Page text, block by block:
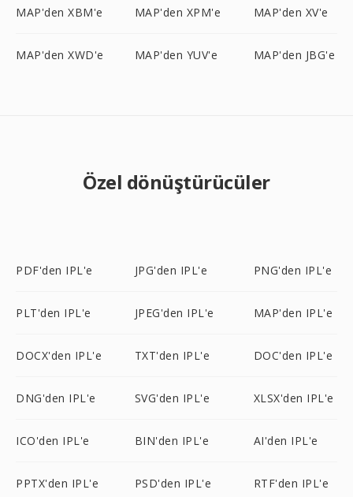
MAP'den XBM'e MAP'den XPM'e MAP'den XV'e
MAP'den XWD'e MAP'den YUV'e MAP'den JBG'e
Özel dönüştürücüler
PDF'den IPL'e JPG'den IPL'e PNG'den IPL'e
PLT'den IPL'e JPEG'den IPL'e MAP'den IPL'e
DOCX'den IPL'e TXT'den IPL'e DOC'den IPL'e
DNG'den IPL'e SVG'den IPL'e XLSX'den IPL'e
ICO'den IPL'e BIN'den IPL'e AI'den IPL'e
PPTX'den IPL'e PSD'den IPL'e RTF'den IPL'e